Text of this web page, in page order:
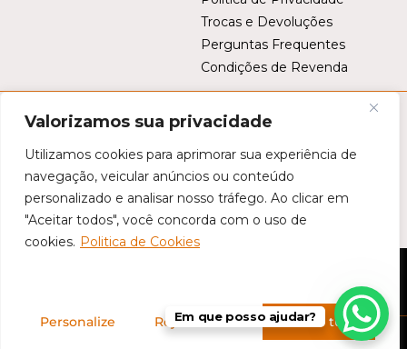
Valorizamos sua privacidade
Utilizamos cookies para aprimorar sua experiência de
navegação, veicular anúncios ou conteúdo
personalizado e analisar nosso tráfego. Ao clicar em
"Aceitar todos", você concorda com o uso de
cookies. Politica de Cookies
Personalize Rejeitar tudo Aceitar tudo
Trocas e Devoluções
Perguntas Frequentes
Condições de Revenda
Este site é protegido porreCAPTCHA. Aplicam-se aPolítica de
Privacidade da Googlee osTermos de Serviço da Google
Desenvolvido porA2PN
Em que posso ajudar?